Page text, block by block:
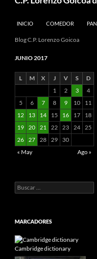
INICIO
COMEDOR
Blog C.P. Lorenzo Goicoa
JUNIO 2017
L M X J V S
D
1
2 3
4
5
6 7 8 9 10
11
12
13 14 15 16 17
18
19 20 21 22 23 24 25
26 27 28 29
30
« May
Ago »
Buscar:
MARCADORES
Cambridge dictionary